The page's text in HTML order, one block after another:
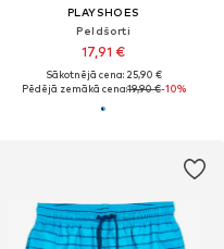
PLAYSHOES
Peldšorti
17,91 €
Sākotnējā cena: 25,90 €
Pēdējā zemākā cena:19,90 €-10%